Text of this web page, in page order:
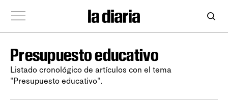
Presupuesto educativo
Listado cronológico de artículos con el tema
"Presupuesto educativo".